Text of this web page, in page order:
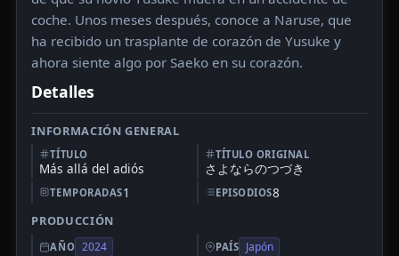
coche. Unos meses después, conoce a Naruse, que
ha recibido un trasplante de corazón de Yusuke y
ahora siente algo por Saeko en su corazón.
Detalles
INFORMACIÓN GENERAL
TÍTULO
Más allá del adiós
TÍTULO ORIGINAL
さよならのつづき
TEMPORADAS1 EPISODIOS8
PRODUCCIÓN
AÑO 2024 PAÍS Japón